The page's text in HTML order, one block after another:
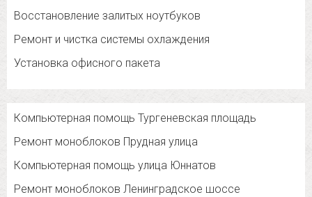
Восстановление залитых ноутбуков
Ремонт и чистка системы охлаждения
Установка офисного пакета
Компьютерная помощь Тургеневская площадь
Ремонт моноблоков Прудная улица
Компьютерная помощь улица Юннатов
Ремонт моноблоков Ленинградское шоссе